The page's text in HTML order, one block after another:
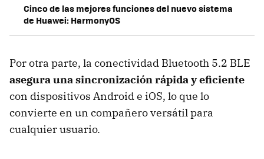
Cinco de las mejores funciones del nuevo sistema
de Huawei: HarmonyOS
Por otra parte, la conectividad Bluetooth 5.2 BLE
asegura una sincronización rápida y eficiente
con dispositivos Android e iOS, lo que lo
convierte en un compañero versátil para
cualquier usuario.